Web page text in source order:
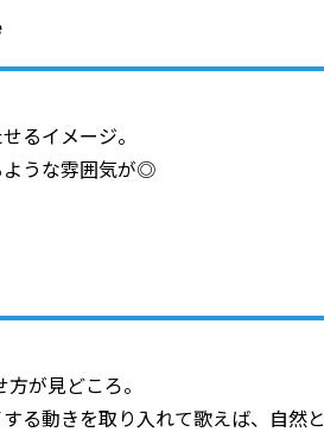
るイメージ。
ような雰囲気が◎
が見どころ。
る動きを取り入れて歌えば、自然